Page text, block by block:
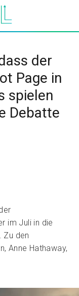
der
Page in
spielen
Debatte
im Juli in die
Zu den
Anne Hathaway,